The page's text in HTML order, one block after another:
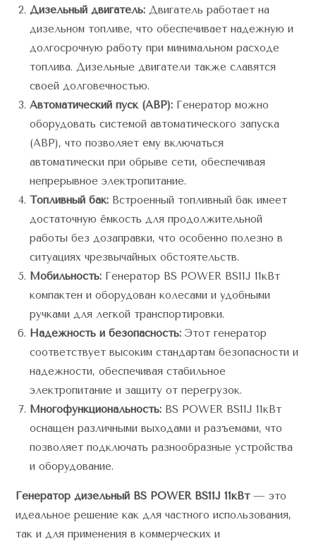
Дизельный двигатель: Двигатель работает на
дизельном топливе, что обеспечивает надежную и
долгосрочную работу при минимальном расходе
топлива. Дизельные двигатели также славятся
своей долговечностью.
Автоматический пуск (АВР): Генератор можно
оборудовать системой автоматического запуска
(АВР), что позволяет ему включаться
автоматически при обрыве сети, обеспечивая
непрерывное электропитание.
Топливный бак: Встроенный топливный бак имеет
достаточную ёмкость для продолжительной
работы без дозаправки, что особенно полезно в
ситуациях чрезвычайных обстоятельств.
Мобильность: Генератор BS POWER BS11J 11кВт
компактен и оборудован колесами и удобными
ручками для легкой транспортировки.
Надежность и безопасность: Этот генератор
соответствует высоким стандартам безопасности и
надежности, обеспечивая стабильное
электропитание и защиту от перегрузок.
Многофункциональность: BS POWER BS11J 11кВт
оснащен различными выходами и разъемами, что
позволяет подключать разнообразные устройства
и оборудование.
Генератор дизельный BS POWER BS11J 11кВт— это
идеальное решение как для частного использования,
так и для применения в коммерческих и